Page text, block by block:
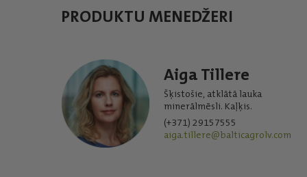
PRODUKTU MENEDŽERI
Aiga Tillere
Šķistošie, atklātā lauka
minerālmēsli. Kaļķis.
(+371) 29157555
aiga.tillere@balticagrolv.com